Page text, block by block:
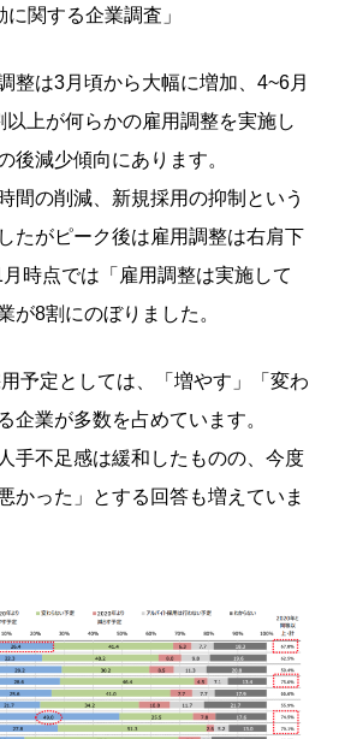
に関する企業調査」
整は3月頃から大幅に増加、4~6月
上が何らかの雇用調整を実施し
後減少傾向にあります。
間の削減、新規採用の抑制という
たがピーク後は雇用調整は右肩下
時点では「雇用調整は実施して
が8割にのぼりました。
予定としては、「増やす」「変わ
企業が多数を占めています。
手不足感は緩和したものの、今度
かった」とする回答も増えていま